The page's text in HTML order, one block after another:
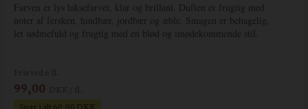
Farven er lys laksefarvet, klar og brillant. Duften er frugtig med
noter af fersken, hindbær, jordbær og æble. Smagen er behagelig,
let sødmefuld og frugtig med en blød og imødekommende stil.
99,00
Spar i alt 60,00 DKK